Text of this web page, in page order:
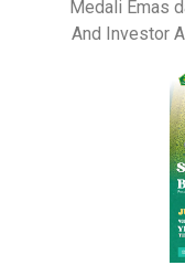
Medali Emas
And Investor